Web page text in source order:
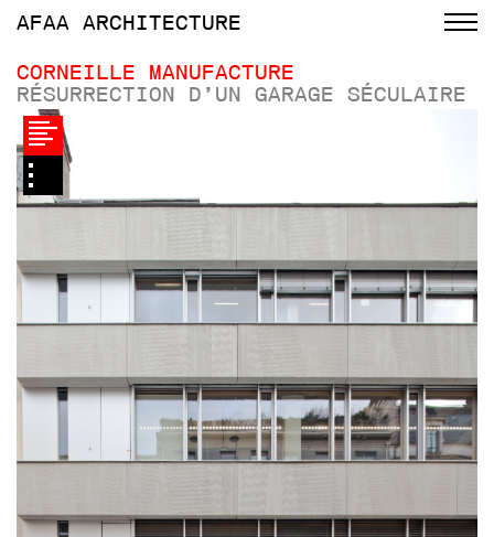
AFAA ARCHITECTURE
CORNEILLE MANUFACTURE
RÉSURRECTION D’UN GARAGE SÉCULAIRE